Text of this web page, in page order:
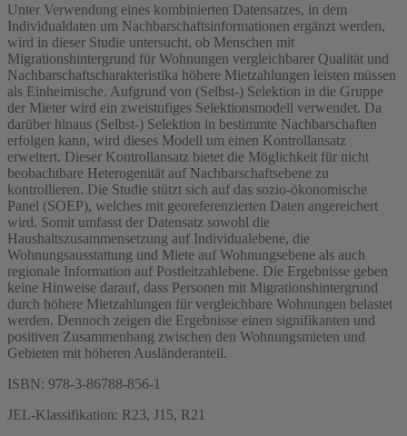
Unter Verwendung eines kombinierten Datensatzes, in dem
Individualdaten um Nachbarschaftsinformationen ergänzt werden,
wird in dieser Studie untersucht, ob Menschen mit
Migrationshintergrund für Wohnungen vergleichbarer Qualität und
Nachbarschaftscharakteristika höhere Mietzahlungen leisten müssen
als Einheimische. Aufgrund von (Selbst-) Selektion in die Gruppe
der Mieter wird ein zweistufiges Selektionsmodell verwendet. Da
darüber hinaus (Selbst-) Selektion in bestimmte Nachbarschaften
erfolgen kann, wird dieses Modell um einen Kontrollansatz
erweitert. Dieser Kontrollansatz bietet die Möglichkeit für nicht
beobachtbare Heterogenität auf Nachbarschaftsebene zu
kontrollieren. Die Studie stützt sich auf das sozio-ökonomische
Panel (SOEP), welches mit georeferenzierten Daten angereichert
wird. Somit umfasst der Datensatz sowohl die
Haushaltszusammensetzung auf Individualebene, die
Wohnungsausstattung und Miete auf Wohnungsebene als auch
regionale Information auf Postleitzahlebene. Die Ergebnisse geben
keine Hinweise darauf, dass Personen mit Migrationshintergrund
durch höhere Mietzahlungen für vergleichbare Wohnungen belastet
werden. Dennoch zeigen die Ergebnisse einen signifikanten und
positiven Zusammenhang zwischen den Wohnungsmieten und
Gebieten mit höheren Ausländeranteil.
ISBN: 978-3-86788-856-1
JEL-Klassifikation: R23, J15, R21